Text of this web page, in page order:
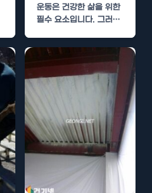
운동은 건강한 삶을 위한
필수 요소입니다. 그러나